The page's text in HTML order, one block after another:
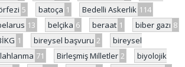
5 batoça 1 Bedelli Askerlik 114
13 belçika 6 beraat 1 biber gazı 8
1 bireysel başvuru 2
bireysel
71 Birleşmiş Milletler 2
biyolojik